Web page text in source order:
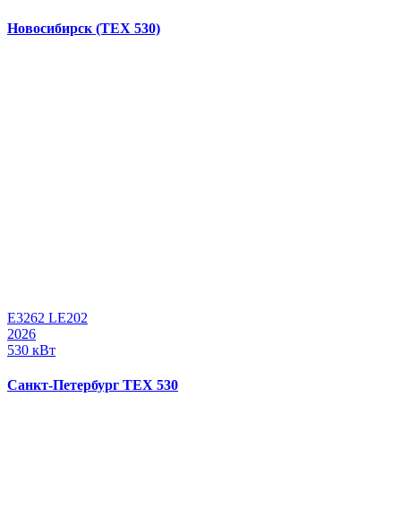
Новосибирск (ТЕХ 530)
E3262 LE202
2026
530 кВт
Санкт-Петербург ТЕХ 530